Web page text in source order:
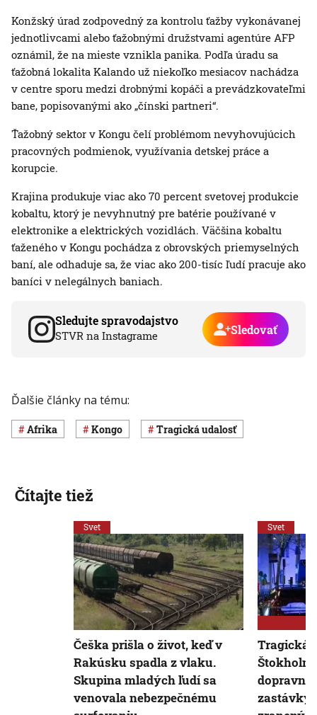
Konžský úrad zodpovedný za kontrolu ťažby vykonávanej
jednotlivcami alebo ťažobnými družstvami agentúre AFP
oznámil, že na mieste vznikla panika. Podľa úradu sa
ťažobná lokalita Kalando už niekoľko mesiacov nachádza
v centre sporu medzi drobnými kopáči a prevádzkovateľmi
bane, popisovanými ako „čínski partneri“.
Ťažobný sektor v Kongu čelí problémom nevyhovujúcich
pracovných podmienok, využívania detskej práce a
korupcie.
Krajina produkuje viac ako 70 percent svetovej produkcie
kobaltu, ktorý je nevyhnutný pre batérie používané v
elektronike a elektrických vozidlách. Väčšina kobaltu
ťaženého v Kongu pochádza z obrovských priemyselných
baní, ale odhaduje sa, že viac ako 200-tisíc ľudí pracuje ako
baníci v nelegálnych baniach.
Sledujte spravodajstvo
STVR na Instagrame Sledovať
Ďalšie články na tému:
Afrika Kongo Tragická udalosť
Čítajte tiež
Svet
Češka prišla o život, keď v
Rakúsku spadla z vlaku.
Skupina mladých ľudí sa
venovala nebezpečnému
Svet
Tragická
zastávky,